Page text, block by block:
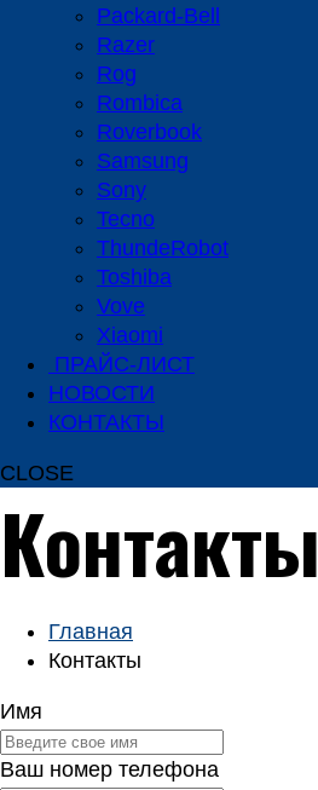
Packard-Bell
Razer
Rog
Rombica
Roverbook
Samsung
Sony
Tecno
ThundeRobot
Toshiba
Vove
Xiaomi
ПРАЙС-ЛИСТ
НОВОСТИ
КОНТАКТЫ
CLOSE
Контакты
Главная
Контакты
Имя
Ваш номер телефона